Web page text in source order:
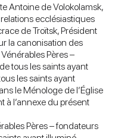
Antoine de Volokolamsk,
ecclésiastiques
de Troïtsk, Président
la canonisation des
Pères –
tous les saints ayant
les saints ayant
le Ménologe de l’Église
à l’annexe du présent
Pères – fondateurs